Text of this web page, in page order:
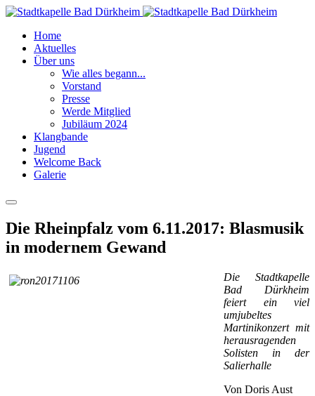
Home
Aktuelles
Über uns
Wie alles begann...
Vorstand
Presse
Werde Mitglied
Jubiläum 2024
Klangbande
Jugend
Welcome Back
Galerie
Die Rheinpfalz vom 6.11.2017: Blasmusik
in modernem Gewand
Die Stadtkapelle
Bad Dürkheim
feiert ein viel
umjubeltes
Martinikonzert mit
herausragenden
Solisten in der
Salierhalle
Von Doris Aust